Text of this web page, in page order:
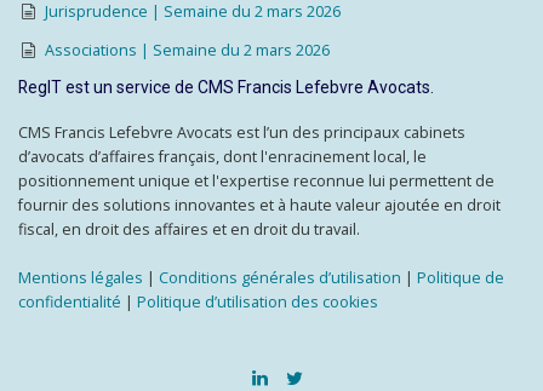
Jurisprudence | Semaine du 2 mars 2026
Associations | Semaine du 2 mars 2026
RegIT est un service de CMS Francis Lefebvre Avocats.
CMS Francis Lefebvre Avocats est l’un des principaux cabinets
d’avocats d’affaires français, dont l'enracinement local, le
positionnement unique et l'expertise reconnue lui permettent de
fournir des solutions innovantes et à haute valeur ajoutée en droit
fiscal, en droit des affaires et en droit du travail.
Mentions légales | Conditions générales d’utilisation | Politique de
confidentialité | Politique d’utilisation des cookies